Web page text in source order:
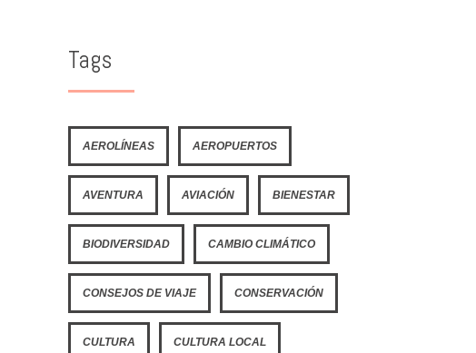
Tags
AEROLÍNEAS AEROPUERTOS
AVENTURA AVIACIÓN BIENESTAR
BIODIVERSIDAD CAMBIO CLIMÁTICO
CONSEJOS DE VIAJE CONSERVACIÓN
CULTURA CULTURA LOCAL